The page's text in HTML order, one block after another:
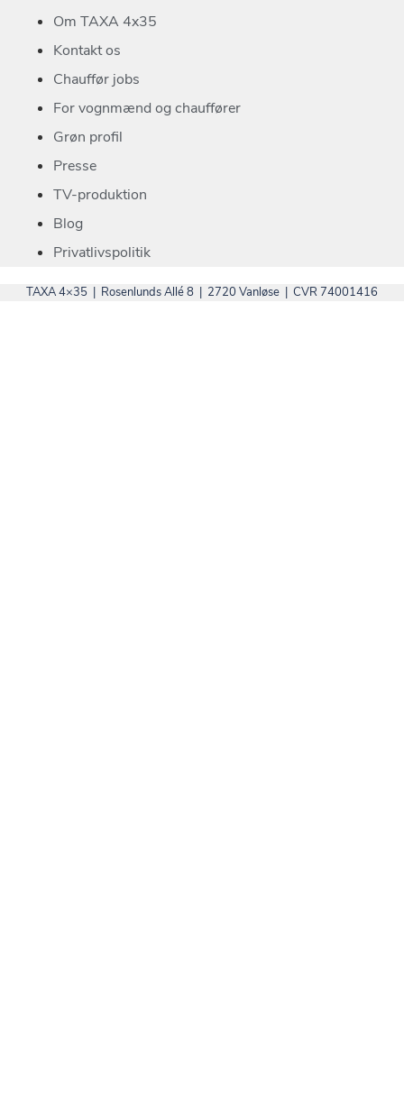
Om TAXA 4x35
Kontakt os
Chauffør jobs
For vognmænd og chauffører
Grøn profil
Presse
TV-produktion
Blog
Privatlivspolitik
TAXA 4×35 | Rosenlunds Allé 8 | 2720 Vanløse | CVR 74001416